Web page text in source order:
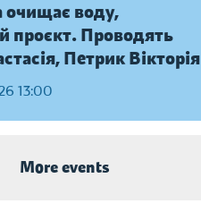
очищає воду,
проєкт. Проводять
Петрик Вікторія
13:00
More events